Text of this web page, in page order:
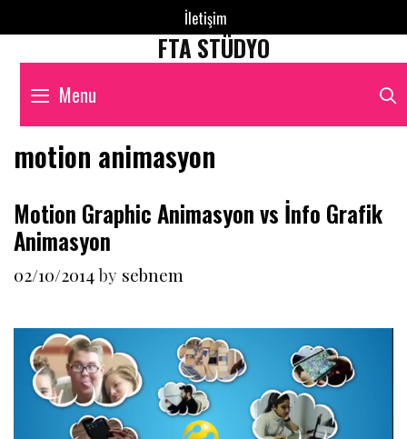
to
content
İletişim
FTA STÜDYO
Menu
motion animasyon
Motion Graphic Animasyon vs İnfo Grafik
Animasyon
02/10/2014 by sebnem